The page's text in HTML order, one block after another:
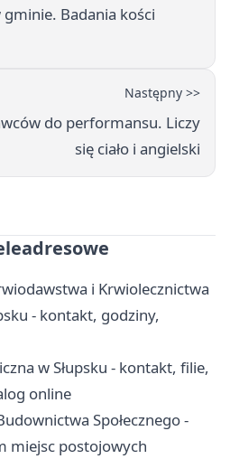
Badania kości
Następny >>
do performansu. Liczy
się ciało i angielski
i Krwiolecznictwa
- kontakt, godziny,
w Słupsku - kontakt, filie,
online
Społecznego -
miejsc postojowych